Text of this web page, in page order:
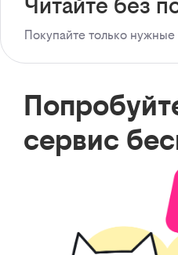
Читайте без
Покупайте только нужные
сервис